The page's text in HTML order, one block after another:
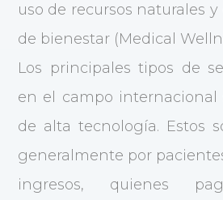
uso de recursos naturales
de bienestar (Medical
Los principales tipos de
en el campo internacional
de alta tecnología. Estos
generalmente por
ingresos, quienes